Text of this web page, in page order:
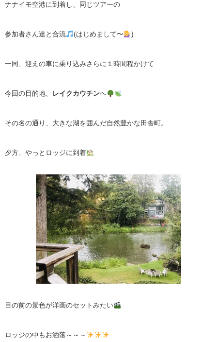
ナナイモ空港に到着し、同じツアーの
参加者さん達と合流 (はじめまして〜 )
一同、迎えの車に乗り込みさらに１時間程かけて
今回の目的地、 レイクカウチンへ
その名の通り、大きな湖を囲んだ自然豊かな田舎町。
夕方、やっとロッジに到着
目の前の景色が洋画のセットみたい
ロッジの中もお洒落～～～